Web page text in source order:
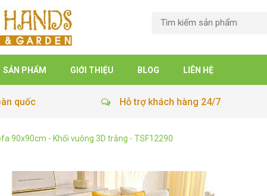
SẢN PHẨM GIỚI THIỆU BLOG LIÊN HỆ
quốc Hỗ trợ khách hàng 24/7
90x90cm - Khối vuông 3D trắng - TSF12290